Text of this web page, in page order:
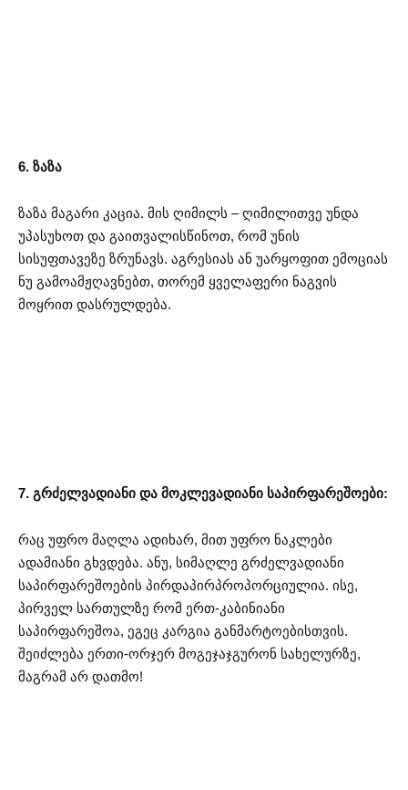
6. ზაზა
ზაზა მაგარი კაცია. მის ღიმილს – ღიმილითვე უნდა
უპასუხოთ და გაითვალისწინოთ, რომ უნის
სისუფთავეზე ზრუნავს. აგრესიას ან უარყოფით ემოციას
ნუ გამოამჟღავნებთ, თორემ ყველაფერი ნაგვის
მოყრით დასრულდება.
7. გრძელვადიანი და მოკლევადიანი საპირფარეშოები:
რაც უფრო მაღლა ადიხარ, მით უფრო ნაკლები
ადამიანი გხვდება. ანუ, სიმაღლე გრძელვადიანი
საპირფარეშოების პირდაპირპროპორციულია. ისე,
პირველ სართულზე რომ ერთ-კაბინიანი
საპირფარეშოა, ეგეც კარგია განმარტოებისთვის.
შეიძლება ერთი-ორჯერ მოგეჯაჯგურონ სახელურზე,
მაგრამ არ დათმო!